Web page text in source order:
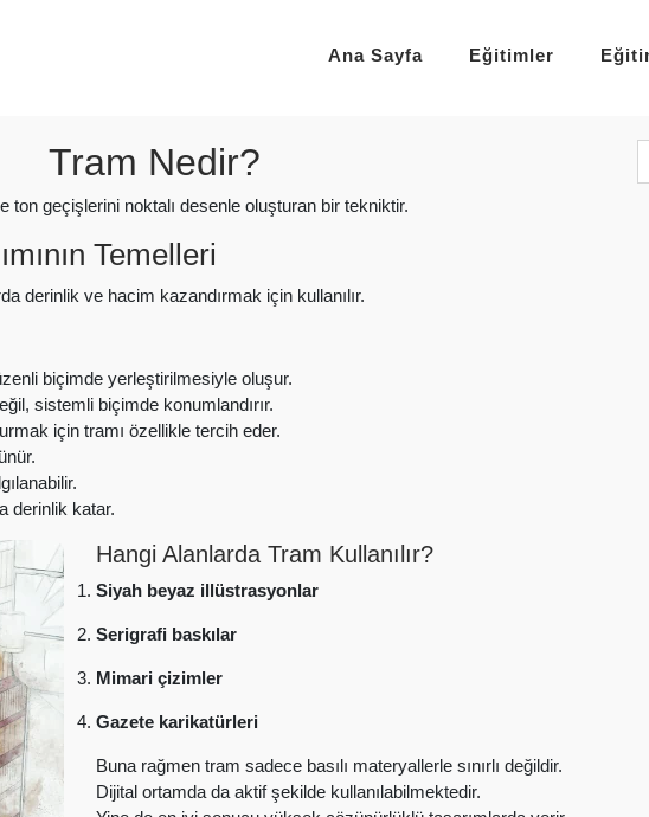
Ana Sayfa Eğitimler
Tram Nedir?
ton geçişlerini noktalı desenle oluşturan bir tekniktir.
Temelleri
derinlik ve hacim kazandırmak için kullanılır.
biçimde yerleştirilmesiyle oluşur.
sistemli biçimde konumlandırır.
için tramı özellikle tercih eder.
derinlik katar.
Hangi Alanlarda Tram Kullanılır?
Siyah beyaz illüstrasyonlar
Serigrafi baskılar
Mimari çizimler
Gazete karikatürleri
Buna rağmen tram sadece basılı materyallerle sınırlı değildir.
Dijital ortamda da aktif şekilde kullanılabilmektedir.